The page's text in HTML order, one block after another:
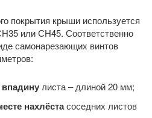
покрытия крыши используется
или СН45. Соответственно
самонарезающих винтов
листа – длиной 20 мм;
нахлёстасоседних листов